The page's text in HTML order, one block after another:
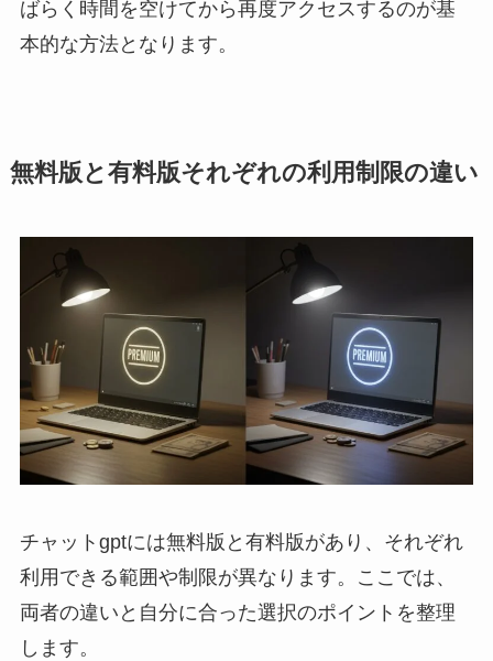
ばらく時間を空けてから再度アクセスするのが基
本的な方法となります。
無料版と有料版それぞれの利用制限の違い
チャットgptには無料版と有料版があり、それぞれ
利用できる範囲や制限が異なります。ここでは、
両者の違いと自分に合った選択のポイントを整理
します。